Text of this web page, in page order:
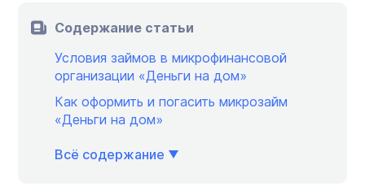
Содержание статьи
Условия займов в микрофинансовой
организации «Деньги на дом»
Как оформить и погасить микрозайм
«Деньги на дом»
Всё содержание